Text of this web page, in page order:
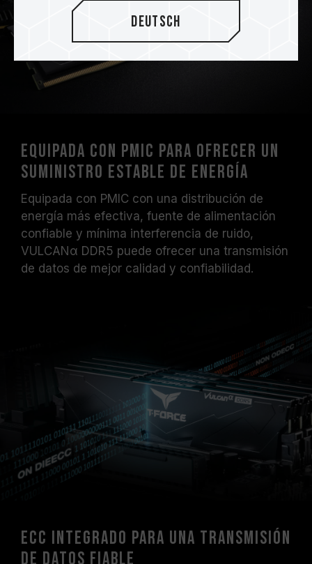
Equipada con PMIC para ofrecer un
suministro estable de energía
Equipada con PMIC con una distribución de
energía más efectiva, fuente de alimentación
confiable y mínima interferencia de ruido,
VULCANα DDR5 puede ofrecer una transmisión
de datos de mejor calidad y confiabilidad.
ECC integrado para una transmisión
de datos fiable
Deutsch